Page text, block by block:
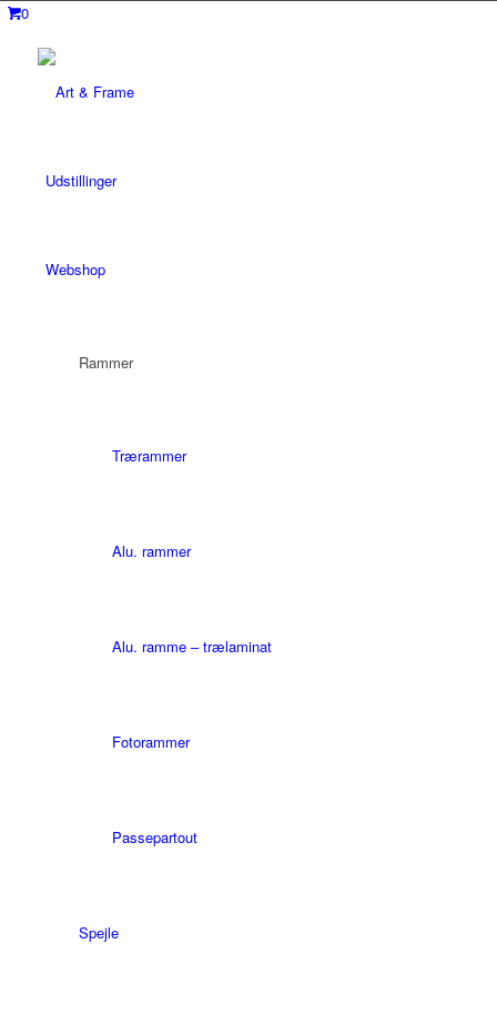
0
Udstillinger
Webshop
Rammer
Trærammer
Alu. rammer
Alu. ramme – trælaminat
Fotorammer
Passepartout
Spejle